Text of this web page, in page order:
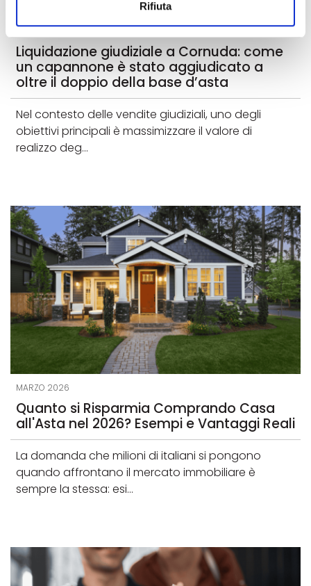
Rifiuta
APRILE 2026
Liquidazione giudiziale a Cornuda: come
un capannone è stato aggiudicato a
oltre il doppio della base d’asta
Nel contesto delle vendite giudiziali, uno degli
obiettivi principali è massimizzare il valore di
realizzo deg...
MARZO 2026
Quanto si Risparmia Comprando Casa
all'Asta nel 2026? Esempi e Vantaggi Reali
La domanda che milioni di italiani si pongono
quando affrontano il mercato immobiliare è
sempre la stessa: esi...